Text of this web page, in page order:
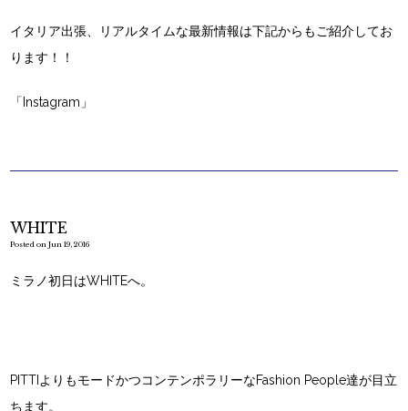
イタリア出張、リアルタイムな最新情報は下記からもご紹介してお
ります！！
「Instagram」
WHITE
Posted on Jun 19, 2016
ミラノ初日はWHITEへ。
PITTIよりもモードかつコンテンポラリーなFashion People達が目立
ちます。